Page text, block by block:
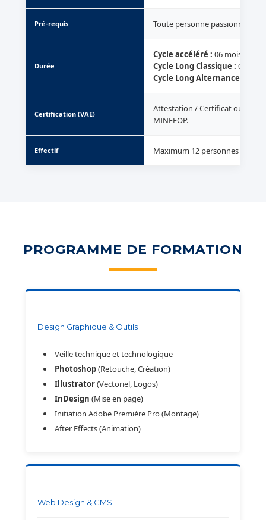
Pré-requis Toute personne passionnée
Durée
Cycle accéléré : 06 mois
Cycle Long Classique : 09
Cycle Long Alternance :
Certification (VAE)
Attestation / Certificat ou
MINEFOP.
Effectif Maximum 12 personnes par
PROGRAMME DE FORMATION
Design Graphique & Outils
Veille technique et technologique
Photoshop(Retouche, Création)
Illustrator(Vectoriel, Logos)
InDesign (Mise en page)
Initiation Adobe Première Pro (Montage)
After Effects (Animation)
Web Design & CMS